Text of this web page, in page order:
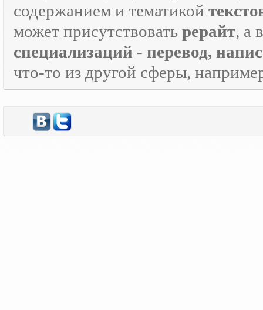
содержанием и тематикой
может присутствовать рерайт, а
специализаций - перевод,
что-то из другой сферы,